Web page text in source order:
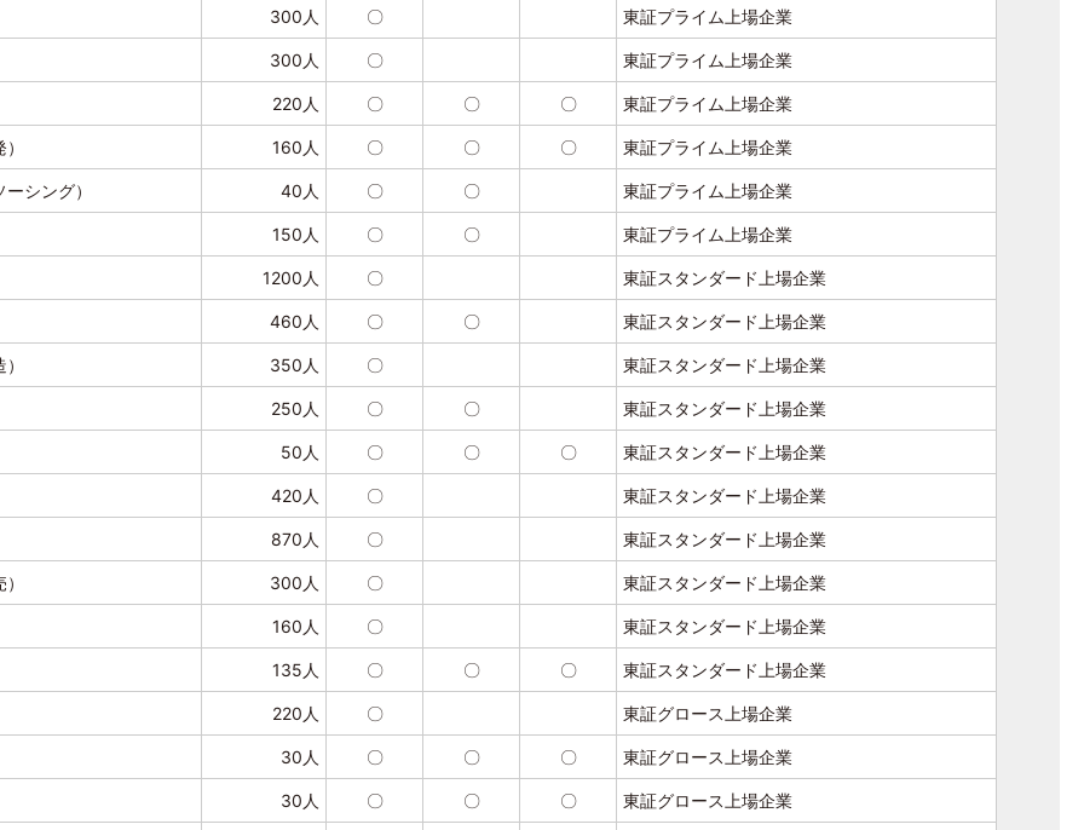
300人 〇 東証プライム上場企業
300人 〇 東証プライム上場企業
220人 〇 〇 〇 東証プライム上場企業
160人 〇 〇 〇 東証プライム上場企業
シング） 40人 〇 〇 東証プライム上場企業
150人 〇 〇 東証プライム上場企業
1200人 〇 東証スタンダード上場企業
460人 〇 〇 東証スタンダード上場企業
350人 〇 東証スタンダード上場企業
250人 〇 〇 東証スタンダード上場企業
50人 〇 〇 〇 東証スタンダード上場企業
420人 〇 東証スタンダード上場企業
870人 〇 東証スタンダード上場企業
300人 〇 東証スタンダード上場企業
160人 〇 東証スタンダード上場企業
135人 〇 〇 〇 東証スタンダード上場企業
220人 〇 東証グロース上場企業
30人 〇 〇 〇 東証グロース上場企業
30人 〇 〇 〇 東証グロース上場企業